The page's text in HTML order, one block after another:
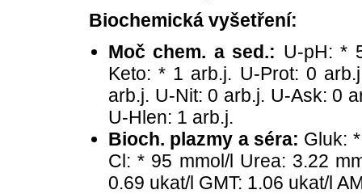
Biochemická vyšetření:
Moč chem. a sed.: U-pH: *
Keto: * 1 arb.j. U-Prot: 0
arb.j. U-Nit: 0 arb.j. U-Ask: 0
U-Hlen: 1 arb.j.
Bioch. plazmy a séra: Gluk:
Cl: * 95 mmol/l Urea: 3.22
0.69 ukat/l GMT: 1.06 ukat/l